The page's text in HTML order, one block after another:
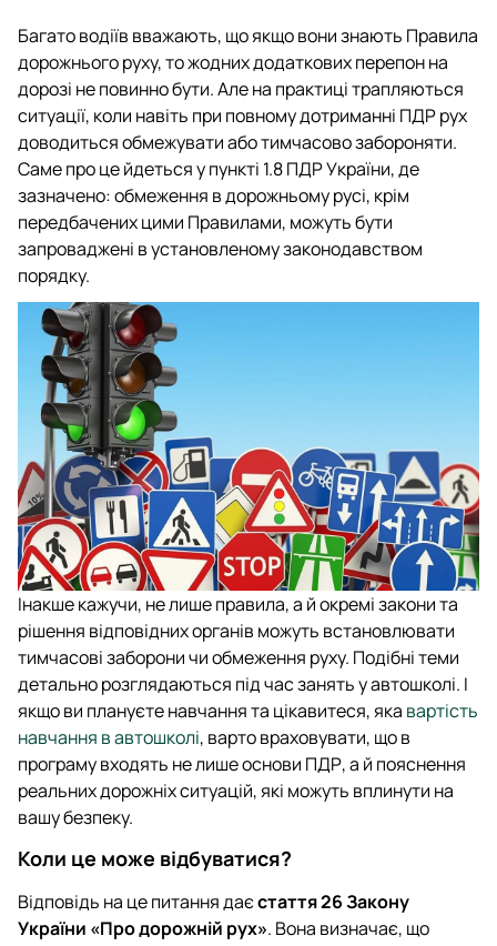
Багато водіїв вважають, що якщо вони знають Правила
дорожнього руху, то жодних додаткових перепон на
дорозі не повинно бути. Але на практиці трапляються
ситуації, коли навіть при повному дотриманні ПДР рух
доводиться обмежувати або тимчасово забороняти.
Саме про це йдеться у пункті 1.8 ПДР України, де
зазначено: обмеження в дорожньому русі, крім
передбачених цими Правилами, можуть бути
запроваджені в установленому законодавством
порядку.
Інакше кажучи, не лише правила, а й окремі закони та
рішення відповідних органів можуть встановлювати
тимчасові заборони чи обмеження руху. Подібні теми
детально розглядаються під час занять у автошколі. І
якщо ви плануєте навчання та цікавитеся, яка вартість
навчання в автошколі, варто враховувати, що в
програму входять не лише основи ПДР, а й пояснення
реальних дорожніх ситуацій, які можуть вплинути на
вашу безпеку.
Коли це може відбуватися?
Відповідь на це питання даєстаття 26 Закону
України «Про дорожній рух». Вона визначає, що